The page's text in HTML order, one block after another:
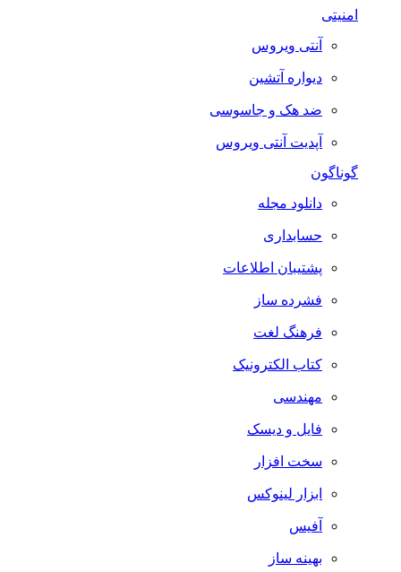
امنیتی
آنتی ویروس
دیواره آتشین
ضد هک و جاسوسی
آپدیت آنتی ویروس
گوناگون
دانلود مجله
حسابداری
پشتیبان اطلاعات
فشرده ساز
فرهنگ لغت
کتاب الکترونیک
مهندسی
فایل و دیسک
سخت افزار
ابزار لینوکس
آفیس
بهینه ساز